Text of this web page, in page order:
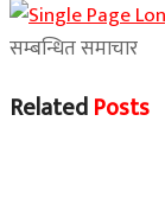
सम्बन्धित समाचार
RelatedPosts